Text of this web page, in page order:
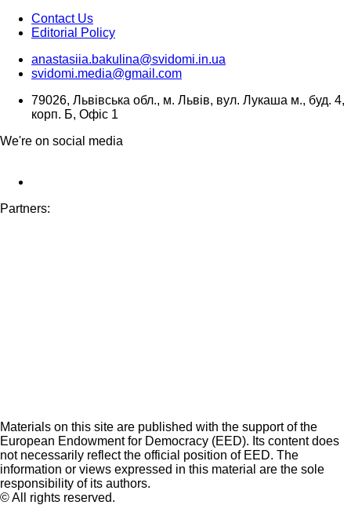
Contact Us
Editorial Policy
anastasiia.bakulina@svidomi.in.ua
svidomi.media@gmail.com
79026, Львівська обл., м. Львів, вул. Лукаша м., буд. 4,
корп. Б, Офіс 1
We're on social media
Partners:
Materials on this site are published with the support of the
European Endowment for Democracy (EED). Its content does
not necessarily reflect the official position of EED. The
information or views expressed in this material are the sole
responsibility of its authors.
© All rights reserved.